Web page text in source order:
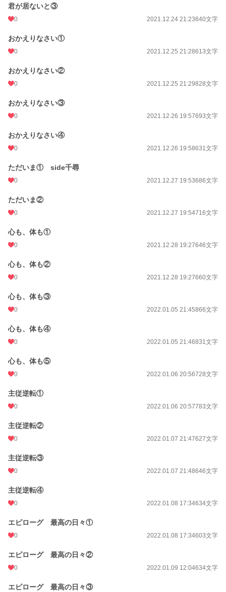
君が居ないと③
0 2021.12.24 21:23640文字
おかえりなさい①
0 2021.12.25 21:28613文字
おかえりなさい②
0 2021.12.25 21:29828文字
おかえりなさい③
0 2021.12.26 19:57693文字
おかえりなさい④
0 2021.12.26 19:58631文字
ただいま① side千尋
0 2021.12.27 19:53686文字
ただいま②
0 2021.12.27 19:54716文字
心も、体も①
0 2021.12.28 19:27646文字
心も、体も②
0 2021.12.28 19:27660文字
心も、体も③
0 2022.01.05 21:45866文字
心も、体も④
0 2022.01.05 21:46831文字
心も、体も⑤
0 2022.01.06 20:56728文字
主従逆転①
0 2022.01.06 20:57783文字
主従逆転②
0 2022.01.07 21:47627文字
主従逆転③
0 2022.01.07 21:48646文字
主従逆転④
0 2022.01.08 17:34634文字
エピローグ 最高の日々①
0 2022.01.08 17:34603文字
エピローグ 最高の日々②
0 2022.01.09 12:04634文字
エピローグ 最高の日々③